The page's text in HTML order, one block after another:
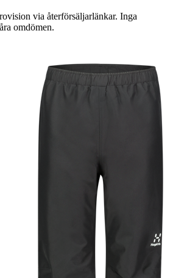
via återförsäljarlänkar. Inga
omdömen.